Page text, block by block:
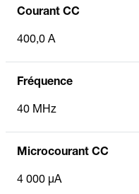
Courant CC
400,0 A
Fréquence
40 MHz
Microcourant CC
4 000 µA